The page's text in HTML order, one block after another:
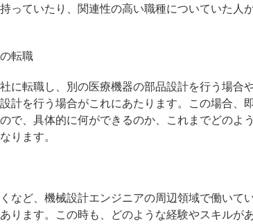
ていたり、関連性の高い職種についていた人
転職
に転職し、別の医療機器の部品設計を行う場合
計を行う場合がこれにあたります。この場合、
で、具体的に何ができるのか、これまでどのよ
ります。
など、機械設計エンジニアの周辺領域で働いて
ります。この時も、どのような経験やスキルが